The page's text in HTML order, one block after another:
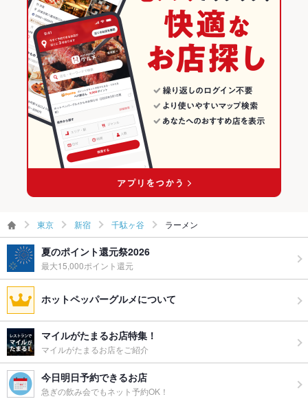
東京 新宿 千駄ヶ谷 ラーメン
夏のポイント還元祭2026
最大15,000ポイント還元
ホットペッパーグルメについて
マイルがたまるお店特集！
マイルがたまるお店をご紹介
今日明日予約できるお店
急ぎの飲み会でもネット予約OK！